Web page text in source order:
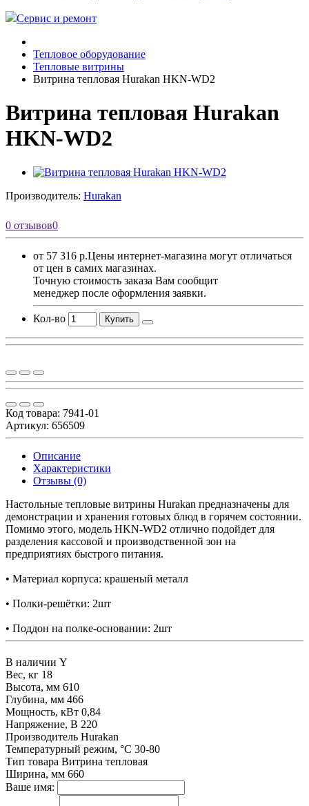
Сервис и ремонт
Тепловое оборудование
Тепловые витрины
Витрина тепловая Hurakan HKN-WD2
Витрина тепловая Hurakan
HKN-WD2
Производитель: Hurakan
0 отзывов0
от 57 316 р.Цены интернет-магазина могут отличаться
от цен в самих магазинах.
Точную стоимость заказа Вам сообщит
менеджер после оформления заявки.
Кол-во Купить
Код товара: 7941-01
Артикул: 656509
Описание
Характеристики
Отзывы (0)
Настольные тепловые витрины Hurakan предназначены для
демонстрации и хранения готовых блюд в горячем состоянии.
Помимо этого, модель HKN-WD2 отлично подойдет для
разделения кассовой и производственной зон на
предприятиях быстрого питания.
• Материал корпуса: крашеный металл
• Полки-решётки: 2шт
• Поддон на полке-основании: 2шт
В наличии Y
Вес, кг 18
Высота, мм 610
Глубина, мм 466
Мощность, кВт 0,84
Напряжение, В 220
Производитель Hurakan
Температурный режим, °С 30-80
Тип товара Витрина тепловая
Ширина, мм 660
Ваше имя: